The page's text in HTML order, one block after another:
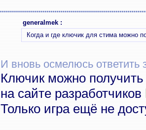
generalmek :
Когда и где ключик для стима можно
И вновь осмелюсь ответить
Ключик можно
на сайте разработчиков
Только игра ещё не